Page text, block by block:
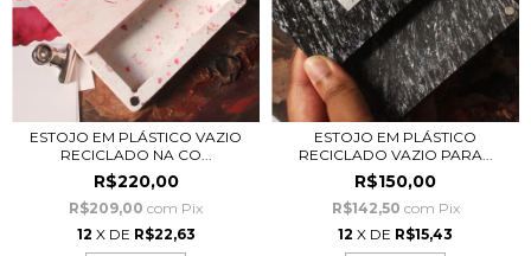
ESTOJO EM PLÁSTICO VAZIO
RECICLADO NA CO...
R$220,00
R$209,00 com Pix
12 X DE R$22,63
ESTOJO EM PLÁSTICO
RECICLADO VAZIO PARA...
R$150,00
R$142,50 com Pix
12 X DE R$15,43